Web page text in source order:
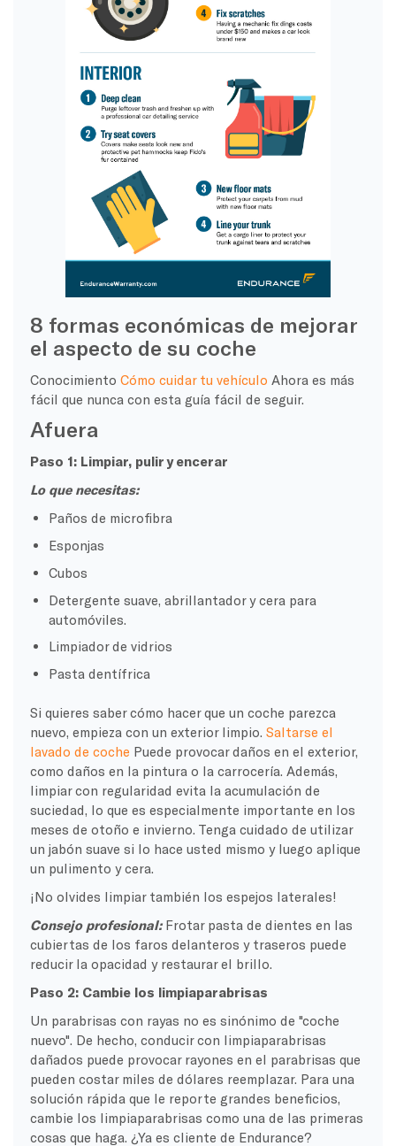
8 formas económicas de mejorar
el aspecto de su coche
Conocimiento Cómo cuidar tu vehículo Ahora es más
fácil que nunca con esta guía fácil de seguir.
Afuera
Paso 1: Limpiar, pulir y encerar
Lo que necesitas:
Paños de microfibra
Esponjas
Cubos
Detergente suave, abrillantador y cera para
automóviles.
Limpiador de vidrios
Pasta dentífrica
Si quieres saber cómo hacer que un coche parezca
nuevo, empieza con un exterior limpio. Saltarse el
lavado de coche Puede provocar daños en el exterior,
como daños en la pintura o la carrocería. Además,
limpiar con regularidad evita la acumulación de
suciedad, lo que es especialmente importante en los
meses de otoño e invierno. Tenga cuidado de utilizar
un jabón suave si lo hace usted mismo y luego aplique
un pulimento y cera.
¡No olvides limpiar también los espejos laterales!
Consejo profesional:Frotar pasta de dientes en las
cubiertas de los faros delanteros y traseros puede
reducir la opacidad y restaurar el brillo.
Paso 2: Cambie los limpiaparabrisas
Un parabrisas con rayas no es sinónimo de "coche
nuevo". De hecho, conducir con limpiaparabrisas
dañados puede provocar rayones en el parabrisas que
pueden costar miles de dólares reemplazar. Para una
solución rápida que le reporte grandes beneficios,
cambie los limpiaparabrisas como una de las primeras
cosas que haga. ¿Ya es cliente de Endurance?